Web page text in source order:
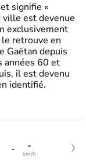
signifie «
est devenue
exclusivement
retrouve en
Gaëtan depuis
années 60 et
il est devenu
identifié.
- -
km/h